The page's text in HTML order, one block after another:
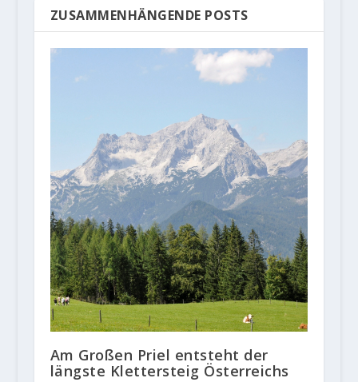
ZUSAMMENHÄNGENDE POSTS
Am Großen Priel entsteht der
längste Klettersteig Österreichs